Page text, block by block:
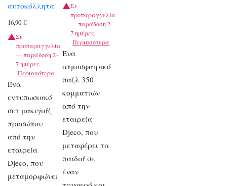
αυτοκόλλητα
16,90 €
Σε
προπαραγγελία
— παράδοση 2–
7 ημέρες.
Περισσότερα
Ένα
εντυπωσιακό
σετ μακιγιάζ
προσώπου
από την
εταιρεία
Djeco, που
μεταμορφώνει
Σε
προπαραγγελία
— παράδοση 2–
7 ημέρες.
Περισσότερα
Ένα
ατμοσφαιρικό
παζλ 350
κομματιών
από την
εταιρεία
Djeco, που
μεταφέρει τα
παιδιά σε
έναν